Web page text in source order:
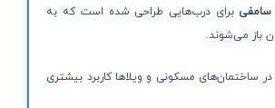
سامفی برای درب‌هایی طراحی شده است که به
باز می‌شوند.
ساختمان‌های مسکونی و ویلاها کاربرد بیشتری